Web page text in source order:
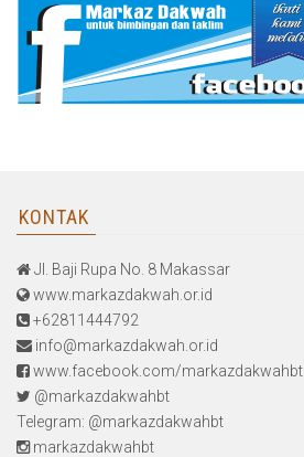
KONTAK
Jl. Baji Rupa No. 8 Makassar
www.markazdakwah.or.id
+62811444792
info@markazdakwah.or.id
www.facebook.com/markazdakwahbt
@markazdakwahbt
Telegram: @markazdakwahbt
markazdakwahbt